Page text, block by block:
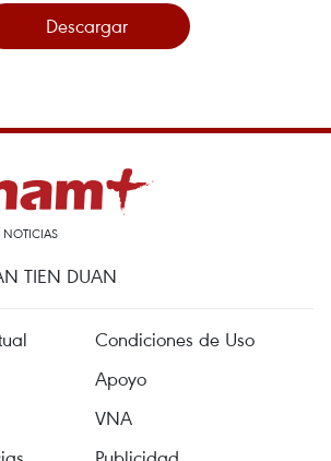
Descargar
NOTICIAS
TIEN DUAN
Condiciones de Uso
Apoyo
VNA